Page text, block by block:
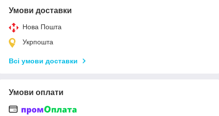
Умови доставки
Нова Пошта
Укрпошта
Всі умови доставки
Умови оплати